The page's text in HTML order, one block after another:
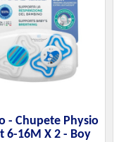
- Chupete Physio
6-16M X 2 - Boy